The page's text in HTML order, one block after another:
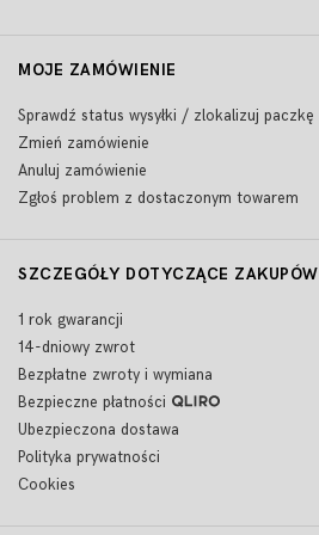
MOJE ZAMÓWIENIE
Sprawdź status wysyłki / zlokalizuj paczkę
Zmień zamówienie
Anuluj zamówienie
Zgłoś problem z dostaczonym towarem
SZCZEGÓŁY DOTYCZĄCE ZAKUPÓW
1 rok gwarancji
14-dniowy zwrot
Bezpłatne zwroty i wymiana
Bezpieczne płatności
Ubezpieczona dostawa
Polityka prywatności
Cookies